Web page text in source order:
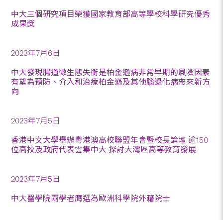
中大三個研究項目榮獲國家教育部高等學校科學研究優秀
成果獎
2023年7月6日
中大發現腸道微生態失衡是柏金遜病非常早期的風險因素
有望為預防、介入和治療柏金遜及其他腦退化病帶來新方
向
2023年7月5日
香港中文大學舉辦粵港澳高校聯盟年會暨校長論壇 逾150
位高校及政府代表雲集中大 探討大灣區高等教育發展
2023年7月5日
中大醫學院兩學者膺選為歐洲科學院外籍院士